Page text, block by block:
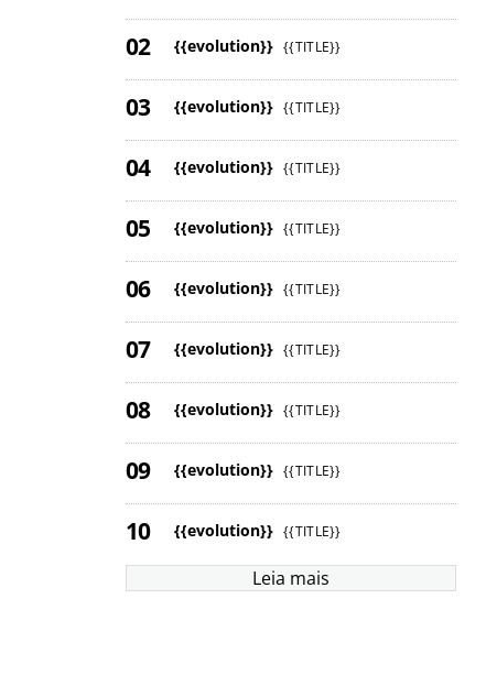
{{evolution}} {{TITLE}}
{{evolution}} {{TITLE}}
{{evolution}} {{TITLE}}
{{evolution}} {{TITLE}}
{{evolution}} {{TITLE}}
{{evolution}} {{TITLE}}
{{evolution}} {{TITLE}}
{{evolution}} {{TITLE}}
{{evolution}} {{TITLE}}
Leia mais